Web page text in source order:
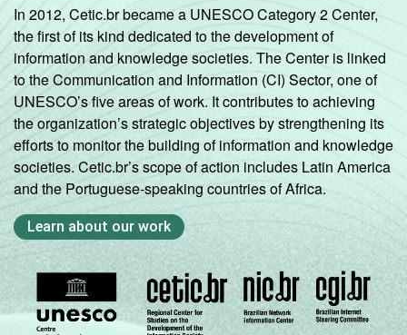
In 2012, Cetic.br became a UNESCO Category 2 Center,
the first of its kind dedicated to the development of
information and knowledge societies. The Center is linked
to the Communication and Information (CI) Sector, one of
UNESCO’s five areas of work. It contributes to achieving
the organization’s strategic objectives by strengthening its
efforts to monitor the building of information and knowledge
societies. Cetic.br’s scope of action includes Latin America
and the Portuguese-speaking countries of Africa.
Learn about our work